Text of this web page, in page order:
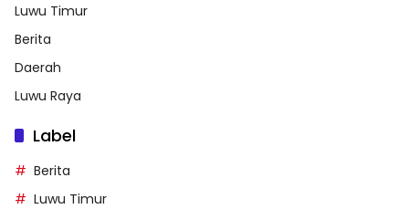
Luwu Timur
Berita
Daerah
Luwu Raya
Label
Berita
Luwu Timur